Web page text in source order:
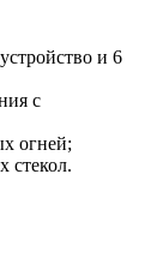
и 6
с
огней;
стекол.